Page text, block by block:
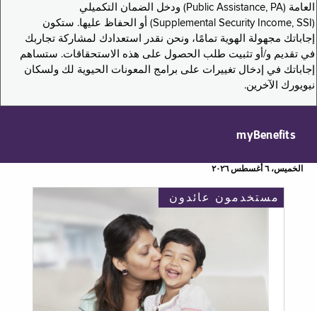
العامة (Public Assistance, PA) ودخل الضمان التكميلي
(Supplemental Security Income, SSI) أو الحفاظ عليها. ستكون
إجاباتك مجهولة الهوية تمامًا، ونحن نقدر استعدادك لمشاركة تجاربك
في تقديم و/أو تثبيت طلب الحصول على هذه الاستحقاقات. ستساهم
إجاباتك في إدخال تغييرات على برامج المعونات الحيوية لك ولسكان
نيويورك الآخرين.
myBenefits
الخميس، ٦ أغسطس ٢٠٢٦
مستخدمون عائدون